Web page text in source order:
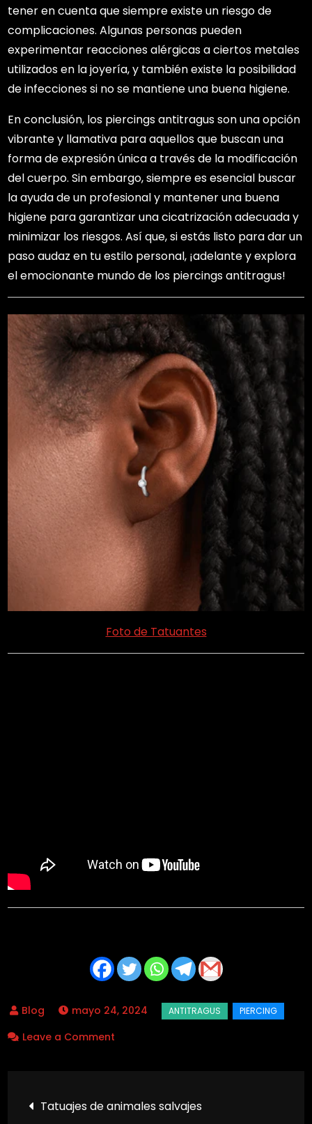
tener en cuenta que siempre existe un riesgo de
complicaciones. Algunas personas pueden
experimentar reacciones alérgicas a ciertos metales
utilizados en la joyería, y también existe la posibilidad
de infecciones si no se mantiene una buena higiene.
En conclusión, los piercings antitragus son una opción
vibrante y llamativa para aquellos que buscan una
forma de expresión única a través de la modificación
del cuerpo. Sin embargo, siempre es esencial buscar
la ayuda de un profesional y mantener una buena
higiene para garantizar una cicatrización adecuada y
minimizar los riesgos. Así que, si estás listo para dar un
paso audaz en tu estilo personal, ¡adelante y explora
el emocionante mundo de los piercings antitragus!
Foto de Tatuantes
mayo 24, 2024
Leave a Comment
Navegación
Tatuajes de animales salvajes